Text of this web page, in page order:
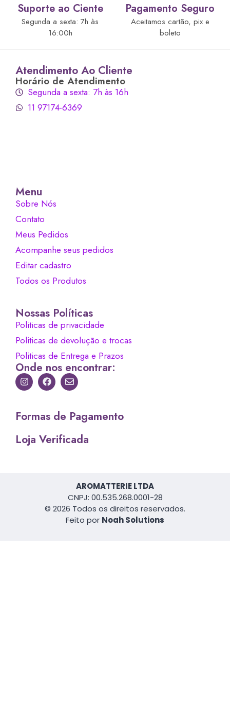
Suporte ao Ciente
Segunda a sexta: 7h às
16:00h
Pagamento Seguro
Aceitamos cartão, pix e
boleto
Atendimento Ao Cliente
Horário de Atendimento
Segunda a sexta: 7h às 16h
11 97174-6369
Menu
Sobre Nós
Contato
Meus Pedidos
Acompanhe seus pedidos
Editar cadastro
Todos os Produtos
Nossas Políticas
Politicas de privacidade
Politicas de devolução e trocas
Politicas de Entrega e Prazos
Onde nos encontrar:
Formas de Pagamento
Loja Verificada
AROMATTERIE LTDA
CNPJ: 00.535.268.0001-28
© 2026 Todos os direitos reservados.
Feito por Noah Solutions